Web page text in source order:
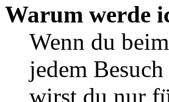
Warum werde
Wenn du
jedem
wirst du nur